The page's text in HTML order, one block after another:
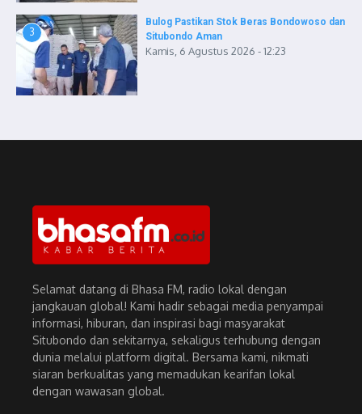
3
Bulog Pastikan Stok Beras Bondowoso dan
Situbondo Aman
Kamis, 6 Agustus 2026 - 12:23
Selamat datang di Bhasa FM, radio lokal dengan
jangkauan global! Kami hadir sebagai media penyampai
informasi, hiburan, dan inspirasi bagi masyarakat
Situbondo dan sekitarnya, sekaligus terhubung dengan
dunia melalui platform digital. Bersama kami, nikmati
siaran berkualitas yang memadukan kearifan lokal
dengan wawasan global.